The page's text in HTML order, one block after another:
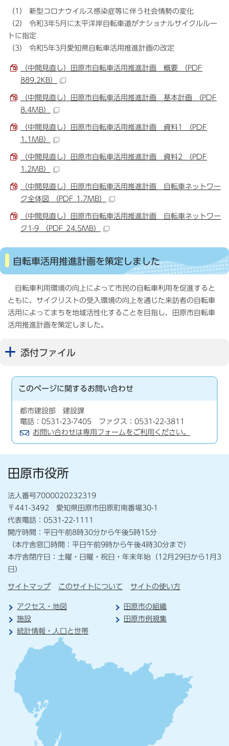
（1） 新型コロナウイルス感染症等に伴う社会情勢の変化
（2） 令和3年5月に太平洋岸自転車道がナショナルサイクルルー
トに指定
（3） 令和5年3月愛知県自転車活用推進計画の改定
（中間見直し）田原市自転車活用推進計画 概要 （PDF
889.2KB）
（中間見直し）田原市自転車活用推進計画 基本計画 （PDF
8.4MB）
（中間見直し）田原市自転車活用推進計画 資料1 （PDF
1.1MB）
（中間見直し）田原市自転車活用推進計画 資料2 （PDF
1.2MB）
（中間見直し）田原市自転車活用推進計画 自転車ネットワー
ク全体図 （PDF 1.7MB）
（中間見直し）田原市自転車活用推進計画 自転車ネットワー
ク1-9 （PDF 24.5MB）
自転車活用推進計画を策定しました
自転車利用環境の向上によって市民の自転車利用を促進すると
ともに、サイクリストの受入環境の向上を通じた来訪者の自転車
活用によってまちを地域活性化することを目指し、田原市自転車
活用推進計画を策定しました。
添付ファイル
このページに関するお問い合わせ
都市建設部 建設課
電話：0531-23-7405 ファクス：0531-22-3811
お問い合わせは専用フォームをご利用ください。
田原市役所
法人番号7000020232319
〒441-3492 愛知県田原市田原町南番場30-1
代表電話：0531-22-1111
開庁時間：平日午前8時30分から午後5時15分
（本庁舎窓口時間：平日午前9時から午後4時30分まで）
本庁舎閉庁日：土曜・日曜・祝日・年末年始（12月29日から1月3
日）
サイトマップ このサイトについて サイトの使い方
アクセス・地図
田原市の組織
施設
田原市例規集
統計情報・人口と世帯